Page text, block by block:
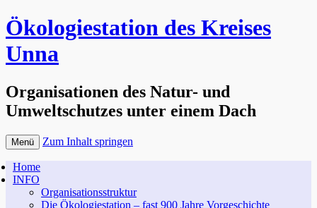
Ökologiestation des Kreises
Unna
Organisationen des Natur- und
Umweltschutzes unter einem Dach
Menü Zum Inhalt springen
Home
INFO
Organisationsstruktur
Die Ökologiestation – fast 900 Jahre Vorgeschichte